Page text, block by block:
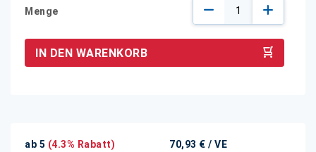
Menge
IN DEN WARENKORB
ab 5 (4.3% Rabatt) 70,93 € / VE